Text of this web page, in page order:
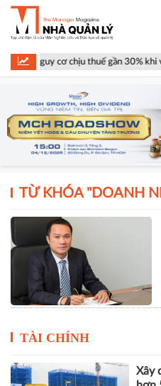
nguy cơ chịu thuế gần 30% khi vào
TỪ KHÓA " DOANH
TÀI CHÍNH
hơn
hơn